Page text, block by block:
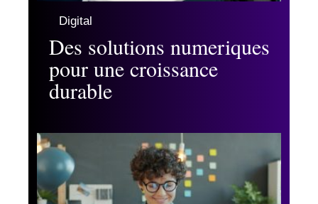
Digital
Des solutions numeriques
pour une croissance
durable